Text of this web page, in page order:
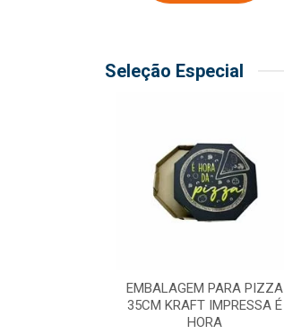
Seleção Especial
EMBALAGEM PARA PIZZA
35CM KRAFT IMPRESSA É
HORA